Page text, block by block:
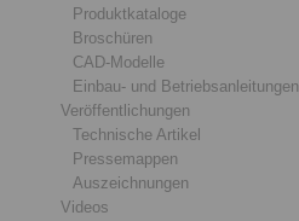
Produktkataloge
Broschüren
CAD-Modelle
Einbau- und Betriebsanleitungen
Veröffentlichungen
Technische Artikel
Pressemappen
Auszeichnungen
Videos